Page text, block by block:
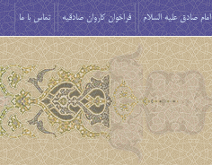
صادق علیه السلام فراخوان کاروان صادقیه تماس با ما